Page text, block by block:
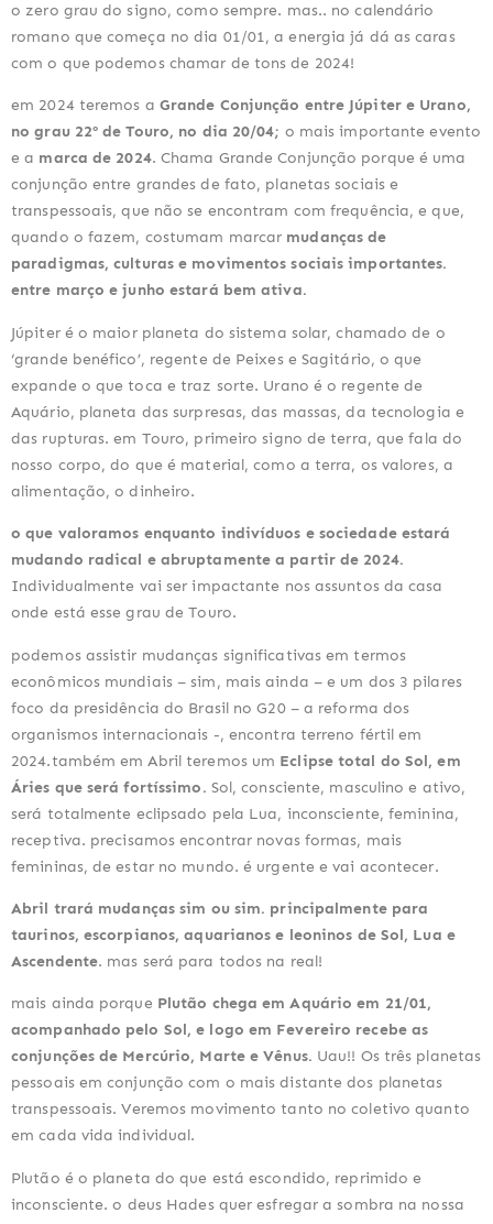
o zero grau do signo, como sempre. mas.. no calendário
romano que começa no dia 01/01, a energia já dá as caras
com o que podemos chamar de tons de 2024!
em 2024 teremos a Grande Conjunção entre Júpiter e Urano,
no grau 22º de Touro, no dia 20/04; o mais importante evento
e a marca de 2024. Chama Grande Conjunção porque é uma
conjunção entre grandes de fato, planetas sociais e
transpessoais, que não se encontram com frequência, e que,
quando o fazem, costumam marcar mudanças de
paradigmas, culturas e movimentos sociais importantes.
entre março e junho estará bem ativa.
Júpiter é o maior planeta do sistema solar, chamado de o
‘grande benéfico’, regente de Peixes e Sagitário, o que
expande o que toca e traz sorte. Urano é o regente de
Aquário, planeta das surpresas, das massas, da tecnologia e
das rupturas. em Touro, primeiro signo de terra, que fala do
nosso corpo, do que é material, como a terra, os valores, a
alimentação, o dinheiro.
o que valoramos enquanto indivíduos e sociedade estará
mudando radical e abruptamente a partir de 2024.
Individualmente vai ser impactante nos assuntos da casa
onde está esse grau de Touro.
podemos assistir mudanças significativas em termos
econômicos mundiais – sim, mais ainda – e um dos 3 pilares
foco da presidência do Brasil no G20 – a reforma dos
organismos internacionais -, encontra terreno fértil em
2024.também em Abril teremos um Eclipse total do Sol, em
Áries que será fortíssimo. Sol, consciente, masculino e ativo,
será totalmente eclipsado pela Lua, inconsciente, feminina,
receptiva. precisamos encontrar novas formas, mais
femininas, de estar no mundo. é urgente e vai acontecer.
Abril trará mudanças sim ou sim. principalmente para
taurinos, escorpianos, aquarianos e leoninos de Sol, Lua e
Ascendente. mas será para todos na real!
mais ainda porque Plutão chega em Aquário em 21/01,
acompanhado pelo Sol, e logo em Fevereiro recebe as
conjunções de Mercúrio, Marte e Vênus. Uau!! Os três planetas
pessoais em conjunção com o mais distante dos planetas
transpessoais. Veremos movimento tanto no coletivo quanto
em cada vida individual.
Plutão é o planeta do que está escondido, reprimido e
inconsciente. o deus Hades quer esfregar a sombra na nossa